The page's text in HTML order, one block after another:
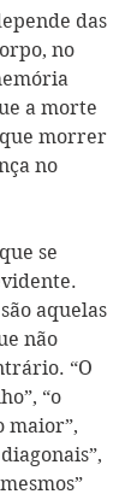
das
no
a morte
morrer
no
se
aquelas
não
“O
“o
maior”,